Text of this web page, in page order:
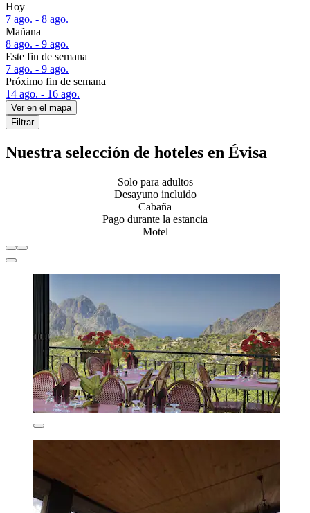
Hoy
7 ago. - 8 ago.
Mañana
8 ago. - 9 ago.
Este fin de semana
7 ago. - 9 ago.
Próximo fin de semana
14 ago. - 16 ago.
Ver en el mapa
Filtrar
Nuestra selección de hoteles en Évisa
Solo para adultos
Desayuno incluido
Cabaña
Pago durante la estancia
Motel